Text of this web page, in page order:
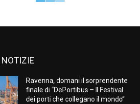
NOTIZIE
Ravenna, domani il sorprendente
finale di “DePortibus – Il Festival
dei porti che collegano il mondo”